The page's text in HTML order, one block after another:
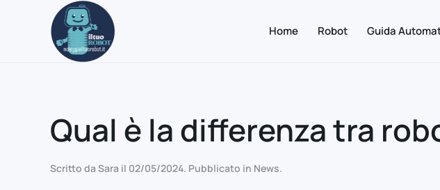
Passa al contenuto principale
Home Robot Guida
Qual è la differenza tra
Scritto da Sara il 02/05/2024. Pubblicato in News.